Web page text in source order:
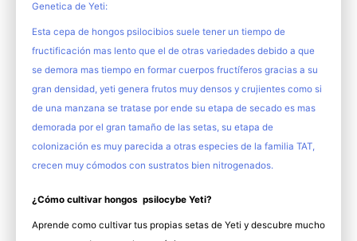
Genetica de Yeti:
Esta cepa de hongos psilocibios suele tener un tiempo de
fructificación mas lento que el de otras variedades debido a que
se demora mas tiempo en formar cuerpos fructíferos gracias a su
gran densidad, yeti genera frutos muy densos y crujientes como si
de una manzana se tratase por ende su etapa de secado es mas
demorada por el gran tamaño de las setas, su etapa de
colonización es muy parecida a otras especies de la familia TAT,
crecen muy cómodos con sustratos bien nitrogenados.
¿Cómo cultivar hongos psilocybe Yeti?
Aprende como cultivar tus propias setas de Yeti y descubre mucho